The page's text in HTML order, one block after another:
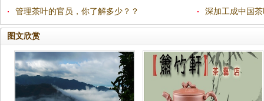
管理茶叶的官员，你了解多少？？
深加工成中国
图文欣赏